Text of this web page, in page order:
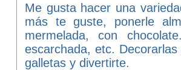
Me gusta hacer una
más te guste, ponerle
mermelada, con
escarchada, etc.
galletas y divertirte.